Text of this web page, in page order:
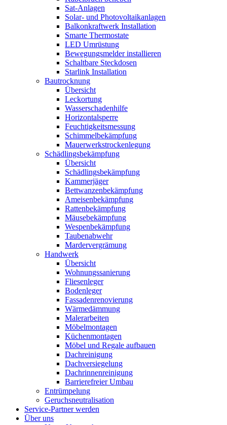
Sat-Anlagen
Solar- und Photovoltaikanlagen
Balkonkraftwerk Installation
Smarte Thermostate
LED Umrüstung
Bewegungsmelder installieren
Schaltbare Steckdosen
Starlink Installation
Bautrocknung
Übersicht
Leckortung
Wasserschadenhilfe
Horizontalsperre
Feuchtigkeitsmessung
Schimmelbekämpfung
Mauerwerkstrockenlegung
Schädlingsbekämpfung
Übersicht
Schädlingsbekämpfung
Kammerjäger
Bettwanzenbekämpfung
Ameisenbekämpfung
Rattenbekämpfung
Mäusebekämpfung
Wespenbekämpfung
Taubenabwehr
Mardervergrämung
Handwerk
Übersicht
Wohnungssanierung
Fliesenleger
Bodenleger
Fassadenrenovierung
Wärmedämmung
Malerarbeiten
Möbelmontagen
Küchenmontagen
Möbel und Regale aufbauen
Dachreinigung
Dachversiegelung
Dachrinnenreinigung
Barrierefreier Umbau
Entrümpelung
Geruchsneutralisation
Service-Partner werden
Über uns